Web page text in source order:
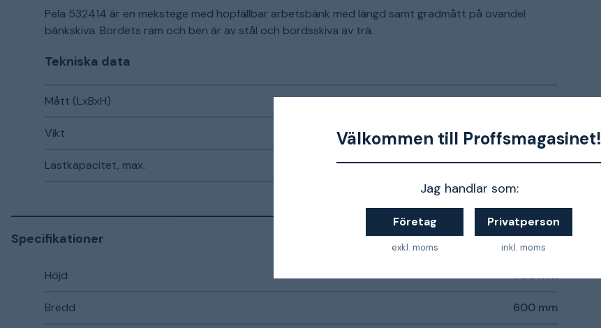
Välkommen till Proffsmagasinet!
Jag handlar som:
Företag
exkl. moms
Privatperson
inkl. moms
Pela 532414 är en mekstege med hopfällbar arbetsbänk med längd samt gradmått på ovandel
bänkskiva. Bordets ram och ben är av stål och bordsskiva av trä.
Tekniska data
Mått (LxBxH) 100x60x76 cm
Vikt 12 kg
Lastkapacitet, max. 100kg
Specifikationer
Höjd 760 mm
Bredd 600 mm